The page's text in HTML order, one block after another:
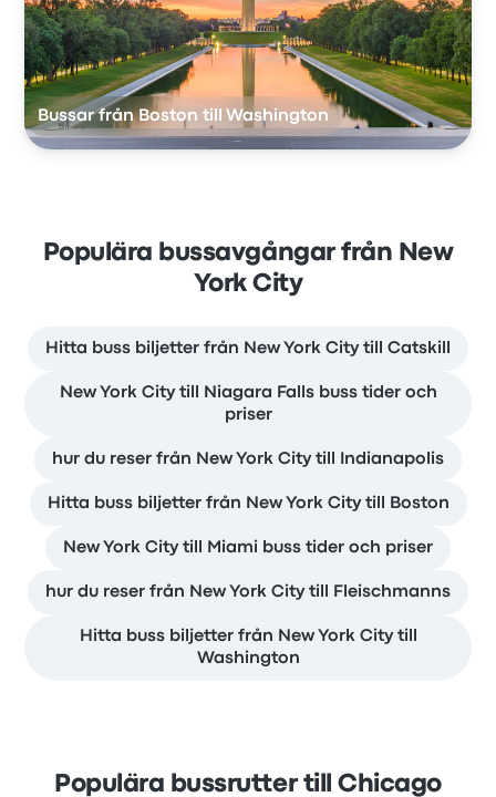
Bussar från Boston till Washington
Populära bussavgångar från New
York City
Hitta buss biljetter från New York City till Catskill
New York City till Niagara Falls buss tider och
priser
hur du reser från New York City till Indianapolis
Hitta buss biljetter från New York City till Boston
New York City till Miami buss tider och priser
hur du reser från New York City till Fleischmanns
Hitta buss biljetter från New York City till
Washington
Populära bussrutter till Chicago